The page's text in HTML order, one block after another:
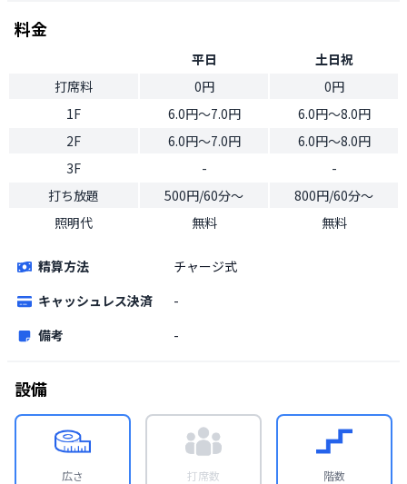
料金
平日
土日祝
打席料
0円
0円
1F
6.0円〜7.0円
6.0円〜8.0円
2F
6.0円〜7.0円
6.0円〜8.0円
3F
-
-
打ち放題
500円/60分〜
800円/60分〜
照明代
無料 無料
精算方法
チャージ式
キャッシュレス決済
-
備考
-
設備
広さ 打席数 階数